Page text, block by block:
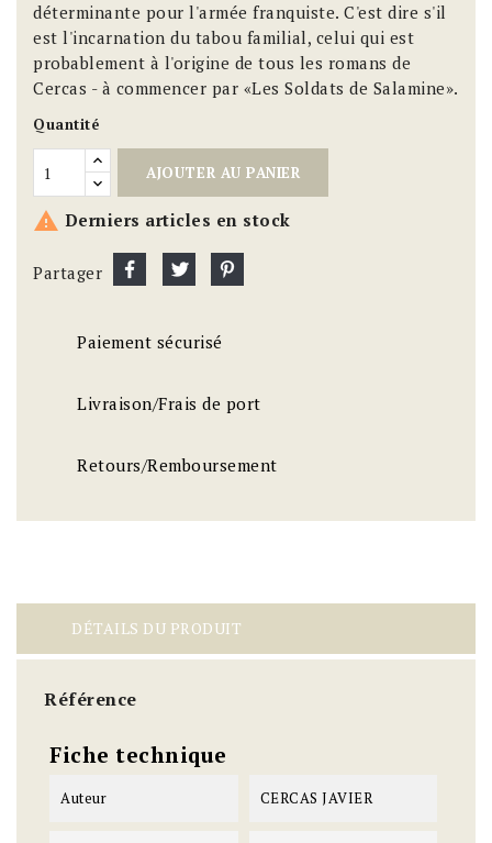
déterminante pour l'armée franquiste. C'est dire s'il
est l'incarnation du tabou familial, celui qui est
probablement à l'origine de tous les romans de
Cercas - à commencer par «Les Soldats de Salamine».
Quantité
AJOUTER AU PANIER
 Derniers articles en stock
Partager
Paiement sécurisé
Livraison/Frais de port
Retours/Remboursement
DÉTAILS DU PRODUIT
Référence
Fiche technique
Auteur CERCAS JAVIER